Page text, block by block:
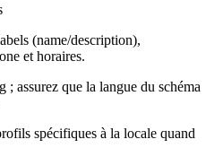
(name/description),
et horaires.
assurez que la langue du schéma
spécifiques à la locale quand